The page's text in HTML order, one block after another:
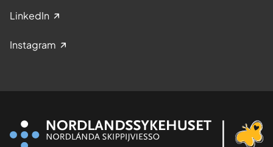
LinkedIn
Instagram